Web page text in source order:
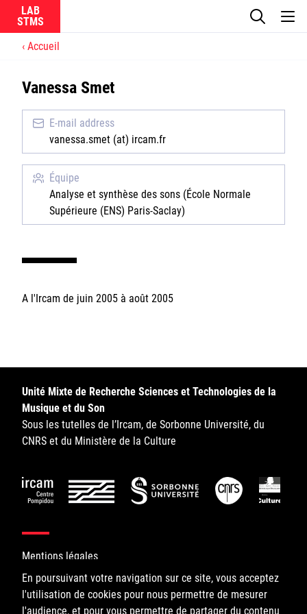
LAB
Ircam
CNRS
Rester informé
Offres d'emplois/stages
La recherche
Actualités
Équipes
Accueil
Vanessa Smet
E-mail address
vanessa.smet (at) ircam.fr
Équipe
Analyse et synthèse des sons (École Normale
Supérieure (ENS) Paris-Saclay)
A l'Ircam de juin 2005 à août 2005
En poursuivant votre navigation sur ce site, vous acceptez
l'utilisation de cookies pour nous permettre de mesurer
l'audience, et pour vous permettre de partager du contenu
Unité Mixte de Recherche Sciences et Technologies de la
Musique et du Son
Sous les tutelles de l’Ircam, de Sorbonne Université, du
CNRS et du Ministère de la Culture
Mentions légales
©IRCAM, 2026. All Rights Reserved.